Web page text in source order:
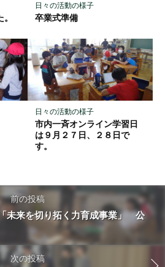
日々の活動の様子
卒業式準備
日々の活動の様子
市内一斉オンライン学習日
は９月２７日、２８日で
す。
前の投稿
未来を切り拓く力育成事業」 公
次の投稿